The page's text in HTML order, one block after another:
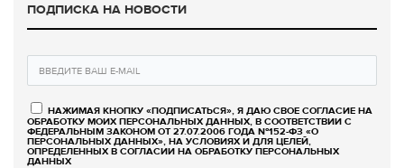
ПОДПИСКА НА НОВОСТИ
НАЖИМАЯ КНОПКУ «ПОДПИСАТЬСЯ», Я ДАЮ СВОЕ СОГЛАСИЕ НА
ОБРАБОТКУ МОИХ ПЕРСОНАЛЬНЫХ ДАННЫХ, В СООТВЕТСТВИИ С
ФЕДЕРАЛЬНЫМ ЗАКОНОМ ОТ 27.07.2006 ГОДА №152-ФЗ «О
ПЕРСОНАЛЬНЫХ ДАННЫХ», НА УСЛОВИЯХ И ДЛЯ ЦЕЛЕЙ,
ОПРЕДЕЛЕННЫХ В СОГЛАСИИ НА ОБРАБОТКУ ПЕРСОНАЛЬНЫХ
ДАННЫХ